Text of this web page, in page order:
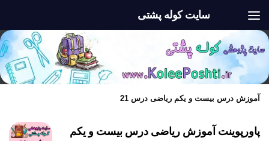
سایت کوله پشتی
آموزش درس بیست و یکم ریاضی درس 21
پاورپوینت آموزش ریاضی درس بیست و یکم